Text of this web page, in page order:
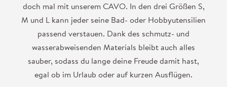
doch mal mit unserem CAVO. In den drei Größen S,
M und L kann jeder seine Bad- oder Hobbyutensilien
passend verstauen. Dank des schmutz- und
wasserabweisenden Materials bleibt auch alles
sauber, sodass du lange deine Freude damit hast,
egal ob im Urlaub oder auf kurzen Ausflügen.